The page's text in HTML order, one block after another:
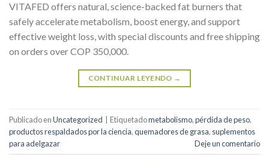
VITAFED offers natural, science-backed fat burners that
safely accelerate metabolism, boost energy, and support
effective weight loss, with special discounts and free shipping
on orders over COP 350,000.
CONTINUAR LEYENDO →
Publicado enUncategorized | Etiquetadometabolismo,pérdida de peso,
productos respaldados por la ciencia,quemadores de grasa, suplementos
para adelgazar
Deje un comentario